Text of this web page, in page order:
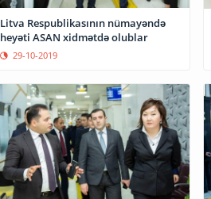
Litva Respublikasının nümayəndə
heyəti ASAN xidmətdə olublar
29-10-2019